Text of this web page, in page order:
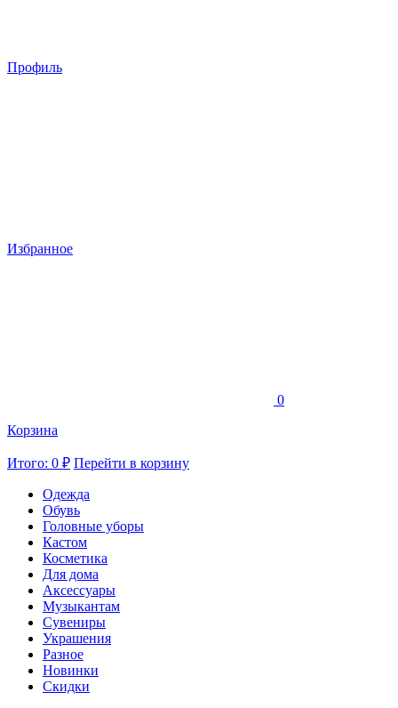
Профиль
Избранное
0
Корзина
Итого: 0 ₽ Перейти в корзину
Одежда
Обувь
Головные уборы
Кастом
Косметика
Для дома
Аксессуары
Музыкантам
Сувениры
Украшения
Разное
Новинки
Скидки